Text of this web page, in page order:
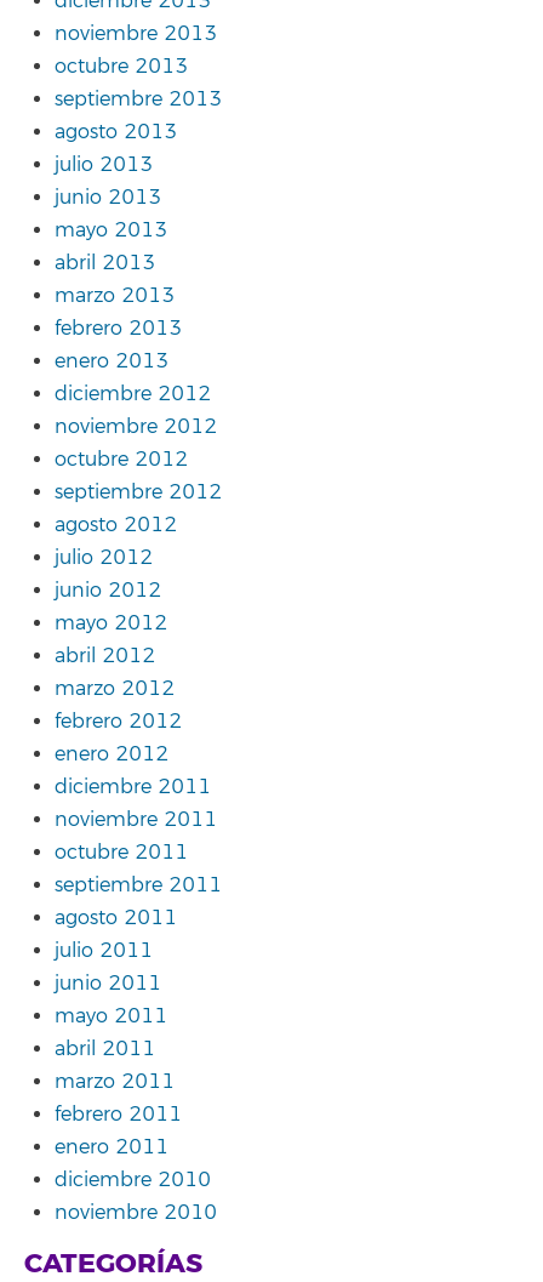
noviembre 2013
octubre 2013
septiembre 2013
agosto 2013
julio 2013
junio 2013
mayo 2013
abril 2013
marzo 2013
febrero 2013
enero 2013
diciembre 2012
noviembre 2012
octubre 2012
septiembre 2012
agosto 2012
julio 2012
junio 2012
mayo 2012
abril 2012
marzo 2012
febrero 2012
enero 2012
diciembre 2011
noviembre 2011
octubre 2011
septiembre 2011
agosto 2011
julio 2011
junio 2011
mayo 2011
abril 2011
marzo 2011
febrero 2011
enero 2011
diciembre 2010
noviembre 2010
CATEGORÍAS